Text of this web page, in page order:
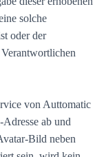
solche
oder der
von Auttomatic
ab und
Bild neben